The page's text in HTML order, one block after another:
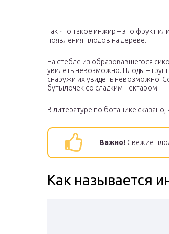
Так что такое инжир – это фрукт
появления плодов на дереве.
На стебле из образовавшегося
увидеть невозможно. Плоды –
снаружи их увидеть невозможно.
бутылочек со сладким нектаром.
В литературе по ботанике
Важно! Свежие
Как называется